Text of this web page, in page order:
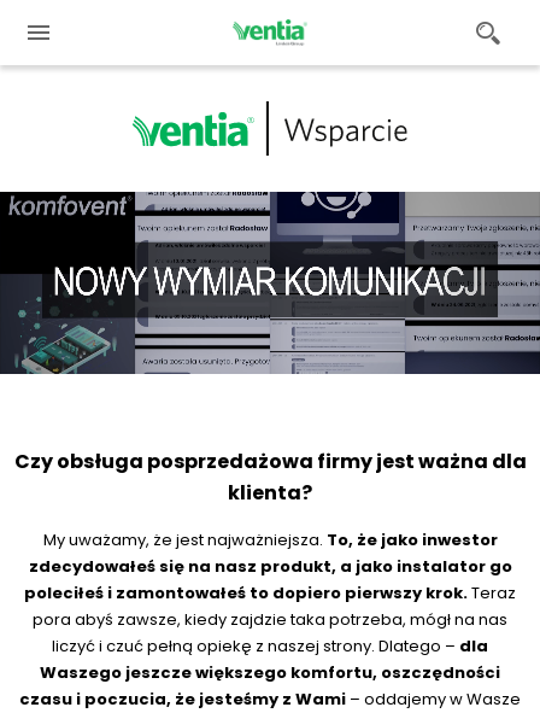
Czy obsługa posprzedażowa firmy jest ważna dla
klienta?
My uważamy, że jest najważniejsza. To, że jako inwestor
zdecydowałeś się na nasz produkt, a jako instalator go
poleciłeś i zamontowałeś to dopiero pierwszy krok.Teraz
pora abyś zawsze, kiedy zajdzie taka potrzeba, mógł na nas
liczyć i czuć pełną opiekę z naszej strony. Dlatego – dla
Waszego jeszcze większego komfortu, oszczędności
czasu i poczucia, że jesteśmy z Wami – oddajemy w Wasze